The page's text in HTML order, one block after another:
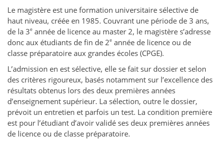
Le magistère est une formation universitaire sélective de
haut niveau, créée en 1985. Couvrant une période de 3 ans,
de la 3e année de licence au master 2, le magistère s’adresse
donc aux étudiants de fin de 2e année de licence ou de
classe préparatoire aux grandes écoles (CPGE).
L’admission en est sélective, elle se fait sur dossier et selon
des critères rigoureux, basés notamment sur l’excellence des
résultats obtenus lors des deux premières années
d’enseignement supérieur. La sélection, outre le dossier,
prévoit un entretien et parfois un test. La condition première
est pour l’étudiant d’avoir validé ses deux premières années
de licence ou de classe préparatoire.